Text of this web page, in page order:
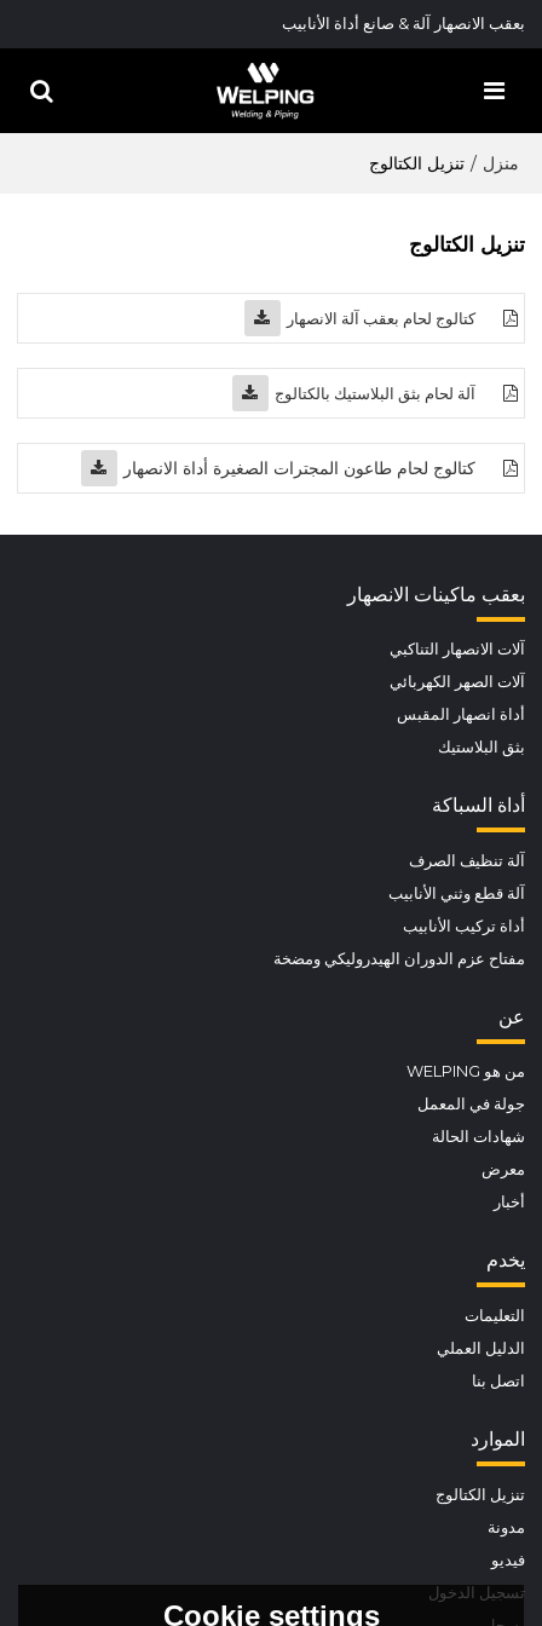
بعقب الانصهار آلة & صانع أداة الأنابيب
منزل / تنزيل الكتالوج
تنزيل الكتالوج
كتالوج لحام بعقب آلة الانصهار
آلة لحام بثق البلاستيك بالكتالوج
كتالوج لحام طاعون المجترات الصغيرة أداة الانصهار
بعقب ماكينات الانصهار
آلات الانصهار التناكبي
آلات الصهر الكهربائي
أداة انصهار المقبس
بثق البلاستيك
أداة السباكة
آلة تنظيف الصرف
آلة قطع وثني الأنابيب
أداة تركيب الأنابيب
مفتاح عزم الدوران الهيدروليكي ومضخة
عن
من هو WELPING
جولة في المعمل
شهادات الحالة
معرض
أخبار
يخدم
التعليمات
الدليل العملي
اتصل بنا
الموارد
تنزيل الكتالوج
مدونة
فيديو
تسجيل الدخول
Cookie settings